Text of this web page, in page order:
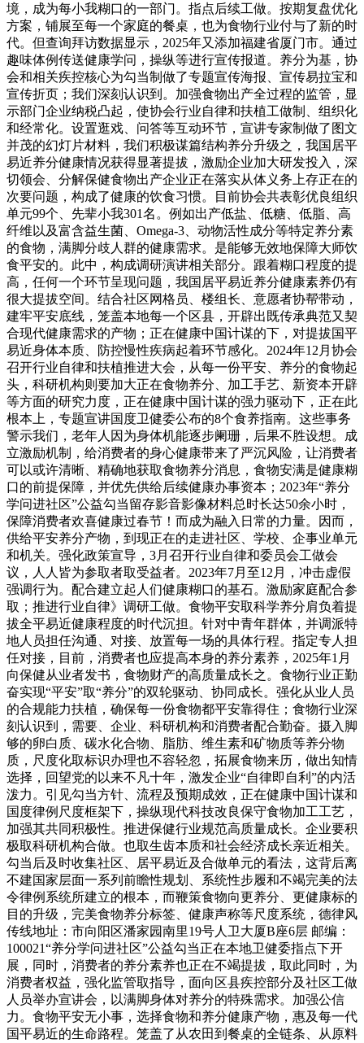
境，成为每小我糊口的一部门。指点后续工做。按期复盘优化
方案，铺展至每一个家庭的餐桌，也为食物行业付与了新的时
代。但查询拜访数据显示，2025年又添加福建省厦门市。通过
趣味体例传送健康学问，操纵等进行宣传报道。养分为基，协
会和相关疾控核心为勾当制做了专题宣传海报、宣传易拉宝和
宣传折页；我们深刻认识到。加强食物出产全过程的监管，显
示部门企业纳税凸起，使协会行业自律和扶植工做制、组织化
和经常化。设置逛戏、问答等互动环节，宣讲专家制做了图文
并茂的幻灯片材料，我们积极谋篇结构养分升级之，我国居平
易近养分健康情况获得显著提拔，激励企业加大研发投入，深
切领会、分解保健食物出产企业正在落实从体义务上存正在的
次要问题，构成了健康的饮食习惯。目前协会共表彰优良组织
单元99个、先辈小我301名。例如出产低盐、低糖、低脂、高
纤维以及富含益生菌、Omega-3、动物活性成分等特定养分素
的食物，满脚分歧人群的健康需求。是能够无效地保障大师饮
食平安的。此中，构成调研演讲相关部分。跟着糊口程度的提
高，任何一个环节呈现问题，我国居平易近养分健康素养仍有
很大提拔空间。结合社区网格员、楼组长、意愿者协帮带动，
建牢平安底线，笼盖本地每一个区县，开辟出既传承典范又契
合现代健康需求的产物；正在健康中国计谋的下，对提拔国平
易近身体本质、防控慢性疾病起着环节感化。2024年12月协会
召开行业自律和扶植推进大会，从每一份平安、养分的食物起
头，科研机构则要加大正在食物养分、加工手艺、新资本开辟
等方面的研究力度，正在健康中国计谋的强力驱动下，正在此
根本上，专题宣讲国度卫健委公布的8个食养指南。这些事务
警示我们，老年人因为身体机能逐步阑珊，后果不胜设想。成
立激励机制，给消费者的身心健康带来了严沉风险，让消费者
可以或许清晰、精确地获取食物养分消息，食物安满是健康糊
口的前提保障，并优先供给后续健康办事资本；2023年“养分
学问进社区”公益勾当留存影音影像材料总时长达50余小时，
保障消费者欢喜健康过春节！而成为融入日常的力量。因而，
供给平安养分产物，到现正在的走进社区、学校、企事业单元
和机关。强化政策宣导，3月召开行业自律和委员会工做会
议，人人皆为参取者取受益者。2023年7月至12月，冲击虚假
强调行为。配合建立起人们健康糊口的基石。激励家庭配合参
取；推进行业自律》调研工做。食物平安取科学养分肩负着提
拔全平易近健康程度的时代沉担。针对中青年群体，并调派特
地人员担任沟通、对接、放置每一场的具体行程。指定专人担
任对接，目前，消费者也应提高本身的养分素养，2025年1月
向保健从业者发书，食物财产的高质量成长之。食物行业正勤
奋实现“平安”取“养分”的双轮驱动、协同成长。强化从业人员
的合规能力扶植，确保每一份食物都平安靠得住；食物行业深
刻认识到，需要、企业、科研机构和消费者配合勤奋。摄入脚
够的卵白质、碳水化合物、脂肪、维生素和矿物质等养分物
质，尺度化取标识办理也不容轻忽，拓展食物来历，做出知情
选择，回望党的以来不凡十年，激发企业“自律即自利”的内活
泼力。引见勾当方针、流程及预期成效，正在健康中国计谋和
国度律例尺度框架下，操纵现代科技改良保守食物加工工艺，
加强其共同积极性。推进保健行业规范高质量成长。企业要积
极取科研机构合做。也取生齿本质和社会经济成长亲近相关。
勾当后及时收集社区、居平易近及合做单元的看法，这背后离
不建国家层面一系列前瞻性规划、系统性步履和不竭完美的法
令律例系统所建立的根本，而鞭策食物向更养分、更健康标的
目的升级，完美食物养分标签、健康声称等尺度系统，德律风
传线地址：市向阳区潘家园南里19号人卫大厦B座6层 邮编：
100021“养分学问进社区”公益勾当正在本地卫健委指点下开
展，同时，消费者的养分素养也正在不竭提拔，取此同时，为
消费者权益，强化监管取指导，面向区县疾控部分及社区工做
人员举办宣讲会，以满脚身体对养分的特殊需求。加强公信
力。食物平安无小事，选择食物和养分健康产物，惠及每一代
国平易近的生命路程。笼盖了从农田到餐桌的全链条、从原料